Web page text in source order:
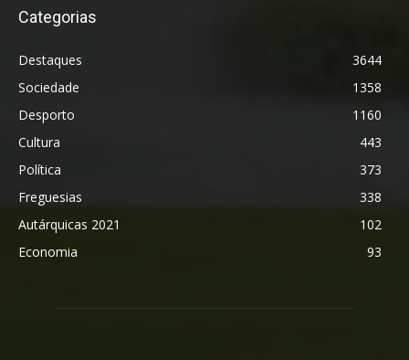
Categorias
Destaques
3644
Sociedade
1358
Desporto
1160
Cultura
443
Política
373
Freguesias
338
Autárquicas 2021
102
Economia
93